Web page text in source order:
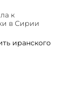
к
в Сирии